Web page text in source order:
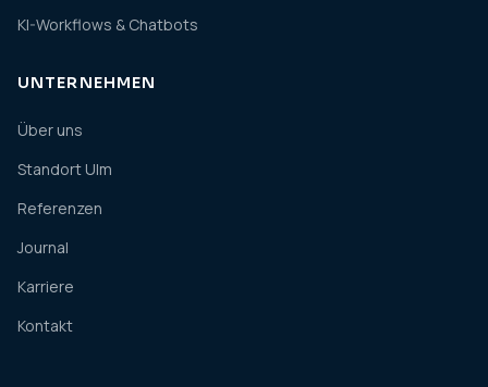
KI-Workflows & Chatbots
UNTERNEHMEN
Über uns
Standort Ulm
Referenzen
Journal
Karriere
Kontakt